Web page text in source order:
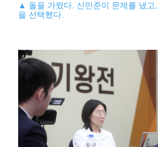
▲ 돌을 가렸다. 신민준이 문제를 냈고
을 선택했다.